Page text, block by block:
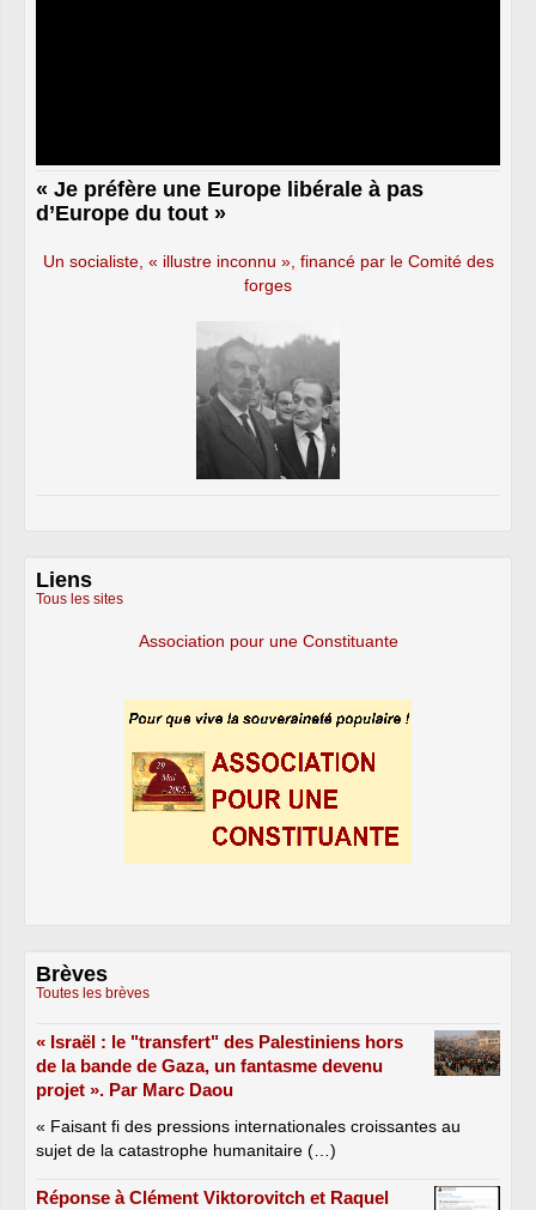
« Je préfère une Europe libérale à pas
d’Europe du tout »
Un socialiste, « illustre inconnu », financé par le Comité des
forges
Liens
Tous les sites
Association pour une Constituante
Brèves
Toutes les brèves
« Israël : le "transfert" des Palestiniens hors
de la bande de Gaza, un fantasme devenu
projet ». Par Marc Daou
« Faisant fi des pressions internationales croissantes au
sujet de la catastrophe humanitaire (…)
Réponse à Clément Viktorovitch et Raquel